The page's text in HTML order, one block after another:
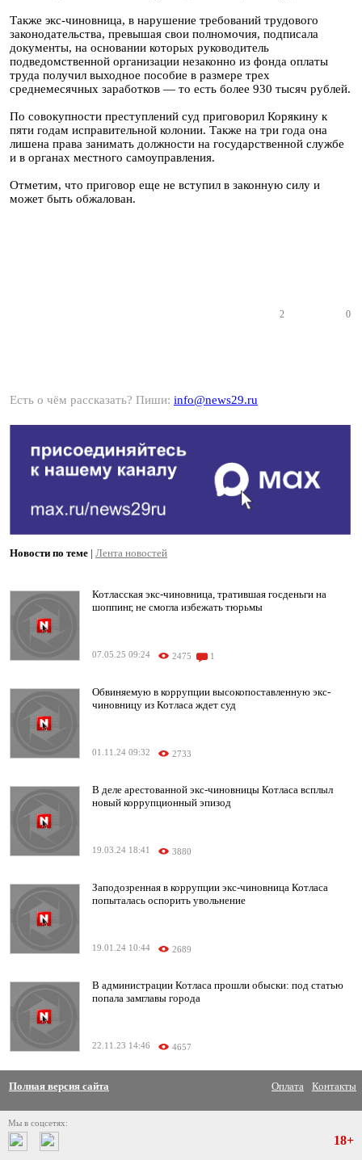
Также экс-чиновница, в нарушение требований трудового
законодательства, превышая свои полномочия, подписала
документы, на основании которых руководитель
подведомственной организации незаконно из фонда оплаты
труда получил выходное пособие в размере трех
среднемесячных заработков — то есть более 930 тысяч рублей.
По совокупности преступлений суд приговорил Корякину к
пяти годам исправительной колонии. Также на три года она
лишена права занимать должности на государственной службе
и в органах местного самоуправления.
Отметим, что приговор еще не вступил в законную силу и
может быть обжалован.
2 0
Есть о чём рассказать? Пиши: info@news29.ru
Новости по теме | Лента новостей
Котласская экс-чиновница, тратившая госденьги на
шоппинг, не смогла избежать тюрьмы
07.05.25 09:24 2475 1
Обвиняемую в коррупции высокопоставленную экс-
чиновницу из Котласа ждет суд
01.11.24 09:32 2733
В деле арестованной экс-чиновницы Котласа всплыл
новый коррупционный эпизод
19.03.24 18:41 3880
Заподозренная в коррупции экс-чиновница Котласа
попыталась оспорить увольнение
19.01.24 10:44 2689
В администрации Котласа прошли обыски: под статью
попала замглавы города
22.11.23 14:46 4657
Полная версия сайта Оплата Контакты
Мы в соцсетях:
18+